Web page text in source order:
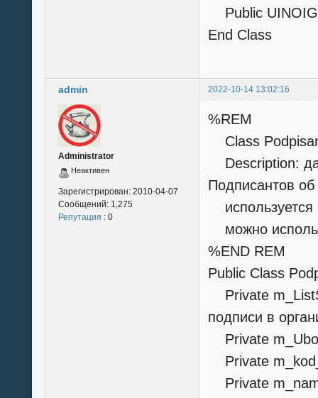
Public
End Class
admin 2022-10-14 13:02:16
Administrator
Неактивен
Зарегистрирован: 2010-04-07
Сообщений: 1,275
Репутация : 0
%REM
Class
Description:
Подписантов об
используется
можно
%END REM
Public Class
Private
подписи в
Private
Private
Private